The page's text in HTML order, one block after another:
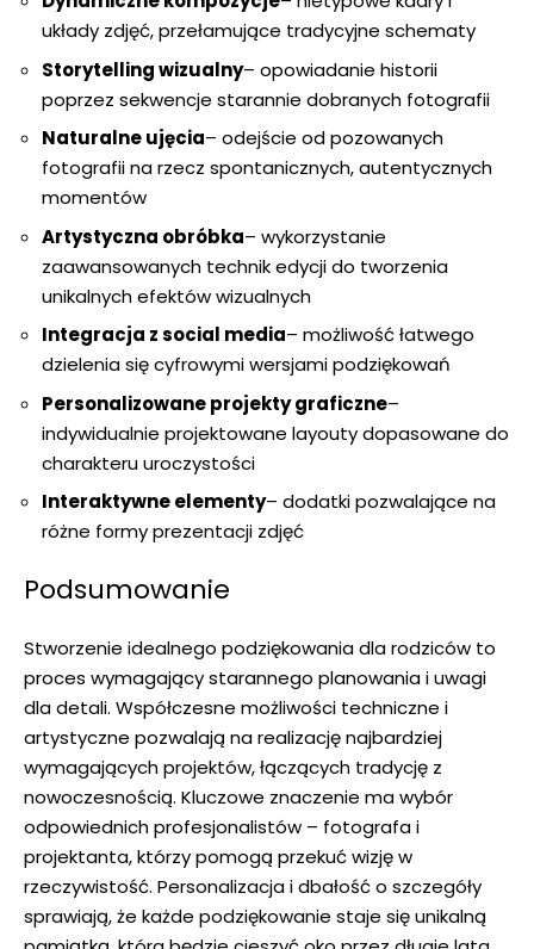
układy zdjęć, przełamujące tradycyjne schematy
Storytelling wizualny– opowiadanie historii
poprzez sekwencje starannie dobranych fotografii
Naturalne ujęcia– odejście od pozowanych
fotografii na rzecz spontanicznych, autentycznych
momentów
Artystyczna obróbka– wykorzystanie
zaawansowanych technik edycji do tworzenia
unikalnych efektów wizualnych
Integracja z social media– możliwość łatwego
dzielenia się cyfrowymi wersjami podziękowań
Personalizowane projekty graficzne–
indywidualnie projektowane layouty dopasowane do
charakteru uroczystości
Interaktywne elementy– dodatki pozwalające na
różne formy prezentacji zdjęć
Podsumowanie
Stworzenie idealnego podziękowania dla rodziców to
proces wymagający starannego planowania i uwagi
dla detali. Współczesne możliwości techniczne i
artystyczne pozwalają na realizację najbardziej
wymagających projektów, łączących tradycję z
nowoczesnością. Kluczowe znaczenie ma wybór
odpowiednich profesjonalistów – fotografa i
projektanta, którzy pomogą przekuć wizję w
rzeczywistość. Personalizacja i dbałość o szczegóły
sprawiają, że każde podziękowanie staje się unikalną